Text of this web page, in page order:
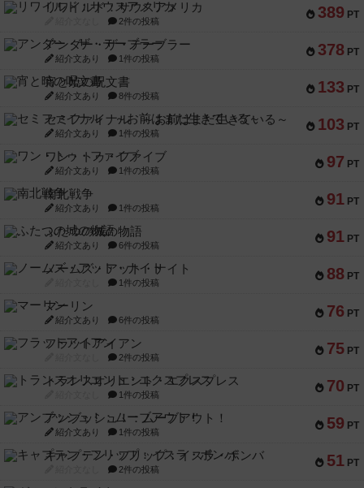
389 PT
リワイルド：サウスアメリカ
2件の投稿
378 PT
アンダー・ザ・テーブラー
紹介文あり 1件の投稿
133 PT
宵と暁の呪文書
紹介文あり 8件の投稿
103 PT
セミファイナル ～お前はまだ生きている～
紹介文あり 1件の投稿
97 PT
ワン・トゥ・ファイブ
紹介文あり 1件の投稿
91 PT
南北戦争
紹介文あり 1件の投稿
91 PT
ふたつの城の物語
紹介文あり 6件の投稿
88 PT
ノームズ・アット・ナイト
1件の投稿
76 PT
マーリン
紹介文あり 6件の投稿
75 PT
フラットアイアン
2件の投稿
70 PT
トランスオリエント・エクスプレス
1件の投稿
59 PT
アンブッシュ！：ムーブアウト！
紹介文あり 1件の投稿
51 PT
キャプテン・フリップ：イスラ・ボンバ
2件の投稿